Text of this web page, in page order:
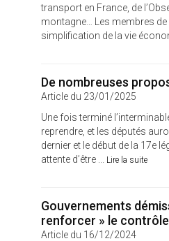
transport en France, de
montagne… Les membres
simplification de la vie
De nombreuses
Article du 23/01/2025
Une fois terminé
reprendre, et les députés
dernier et le début de la 17e
attente d’être ...
Lire la suite
Gouvernements
renforcer » le
Article du 16/12/2024